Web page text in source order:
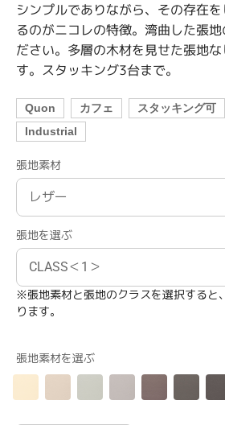
シンプルでありながら、その存在
るのがニコレの特徴。湾曲した張
ださい。多層の木材を見せた張地
す。 スタッキング3台まで。
Quon カフェ スタッキング可
Industrial
張地素材
張地を選ぶ
※張地素材と張地のクラスを選択すると
ります。
張地素材を選ぶ